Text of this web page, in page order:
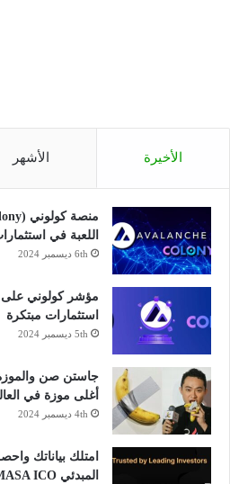
الأخيرة الأشهر
اللعبة في
6th ديسمبر 2024
مؤشر كولوني على
استثمارات مبتكرة
5th ديسمبر 2024
أغلى موزة في
4th ديسمبر 2024
امتلك بياناتك
المبدئي MASA ICO